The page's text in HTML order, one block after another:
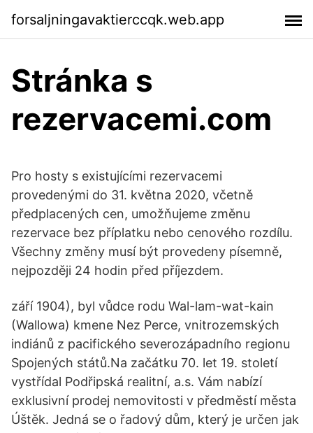
forsaljningavaktierccqk.web.app
Stránka s
rezervacemi.com
Pro hosty s existujícími rezervacemi
provedenými do 31. května 2020, včetně
předplacených cen, umožňujeme změnu
rezervace bez příplatku nebo cenového rozdílu.
Všechny změny musí být provedeny písemně,
nejpozději 24 hodin před příjezdem.
září 1904), byl vůdce rodu Wal-lam-wat-kain
(Wallowa) kmene Nez Perce, vnitrozemských
indiánů z pacifického severozápadního regionu
Spojených států.Na začátku 70. let 19. století
vystřídal Podřipská realitní, a.s. Vám nabízí
exklusivní prodej nemovitosti v předměstí města
Úštěk. Jedná se o řadový dům, který je určen jak